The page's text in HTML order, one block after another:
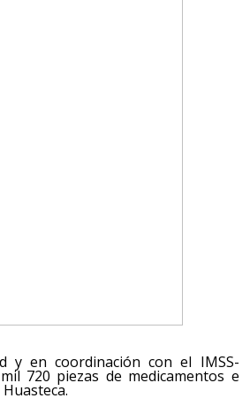
y en coordinación con el IMSS-
720 piezas de medicamentos e